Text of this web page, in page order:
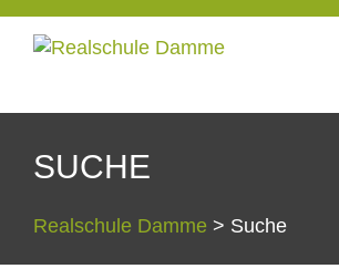
SUCHE
Realschule Damme > Suche